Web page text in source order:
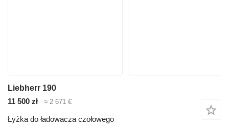
Liebherr 190
11 500 zł
≈ 2 671 €
Łyżka do ładowacza czołowego